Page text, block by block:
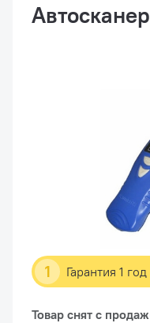
1 Гарантия 1 год
Товар снят с